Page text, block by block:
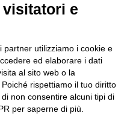
e
partner utilizziamo i cookie e
ed elaborare i dati
al sito web o la
rispettiamo il tuo diritto
non consentire alcuni tipi di
per saperne di più.